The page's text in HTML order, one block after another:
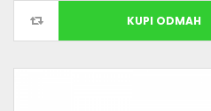
KUPI ODMAH